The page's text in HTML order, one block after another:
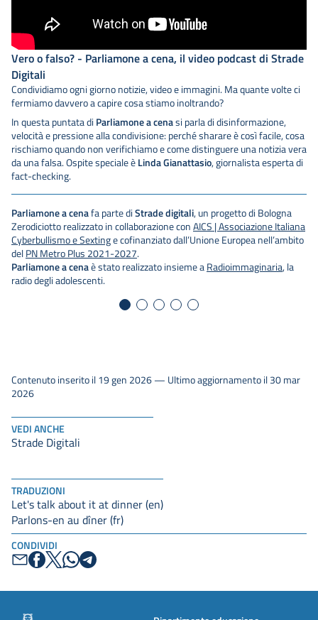
TRADUZIONI
Let's talk about it at dinner (en)
Parlons-en au dîner (fr)
CONDIVIDI
Vero o falso? - Parliamone a cena, il video podcast di Strade
Digitali
Condividiamo ogni giorno notizie, video e immagini. Ma quante volte ci
fermiamo davvero a capire cosa stiamo inoltrando?
In questa puntata di Parliamone a cenasi parla di disinformazione,
velocità e pressione alla condivisione: perché sharare è così facile, cosa
rischiamo quando non verifichiamo e come distinguere una notizia vera
da una falsa. Ospite speciale è Linda Gianattasio, giornalista esperta di
fact-checking.
Parliamone a cenafa parte di Strade digitali, un progetto di Bologna
Zerodiciotto realizzato in collaborazione con AICS | Associazione Italiana
Cyberbullismo e Sextinge cofinanziato dall’Unione Europea nell’ambito
del PN Metro Plus 2021-2027.
Parliamone a cenaè stato realizzato insieme a Radioimmaginaria, la
radio degli adolescenti.
VEDI ANCHE
Strade Digitali
Contenuto inserito il 19 gen 2026 — Ultimo aggiornamento il 30 mar
2026